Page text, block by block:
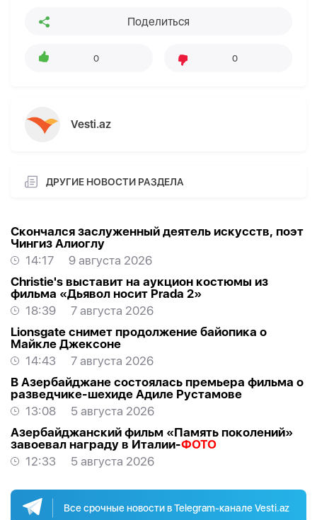
Поделиться
0 0
Vesti.az
ДРУГИЕ НОВОСТИ РАЗДЕЛА
Скончался заслуженный деятель искусств, поэт
Чингиз Алиоглу
14:17
9 августа 2026
Christie's выставит на аукцион костюмы из
фильма «Дьявол носит Prada 2»
18:39
7 августа 2026
Lionsgate снимет продолжение байопика о
Майкле Джексоне
14:43
7 августа 2026
В Азербайджане состоялась премьера фильма о
разведчике-шехиде Адиле Рустамове
13:08
5 августа 2026
Азербайджанский фильм «Память поколений»
завоевал награду в Италии-ФОТО
12:33
5 августа 2026
Все срочные новости в Telegram-канале Vesti.az